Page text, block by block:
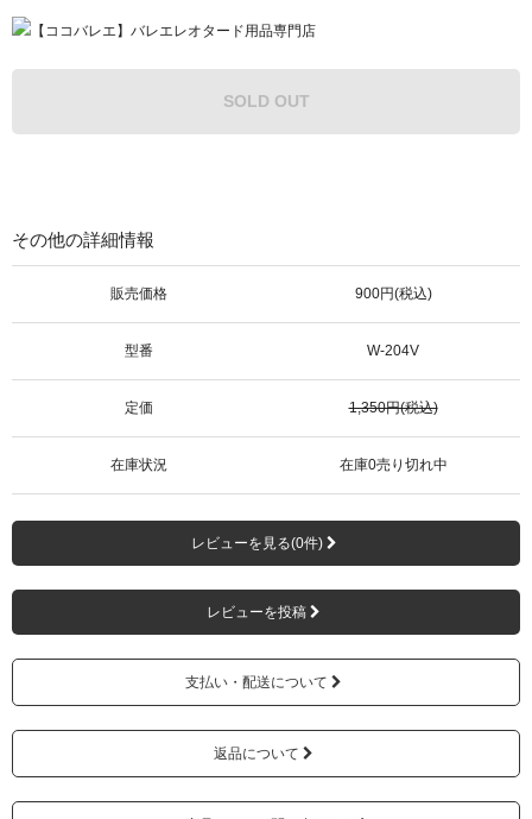
SOLD OUT
その他の詳細情報
販売価格 900円(税込)
型番 W-204V
定価 1,350円(税込)
在庫状況 在庫0売り切れ中
レビューを見る(0件)
レビューを投稿
支払い・配送について
返品について